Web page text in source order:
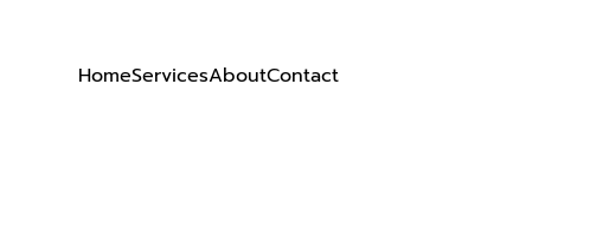
HomeServicesAboutContact